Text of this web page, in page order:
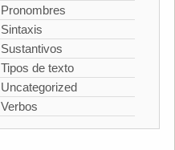
Pronombres
Sintaxis
Sustantivos
Tipos de texto
Uncategorized
Verbos